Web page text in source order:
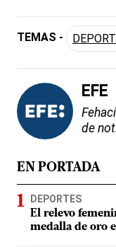
TEMAS -
EFE
de
EN PORTADA
DEPORTES
El relevo
medalla de oro